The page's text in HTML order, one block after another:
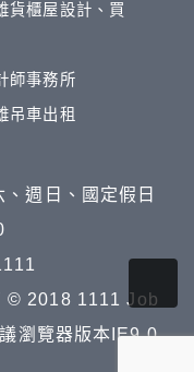
貨櫃屋設計、買
師事務所
吊車出租
週日、國定假日
© 2018 1111 Job
瀏覽器版本IE9.0